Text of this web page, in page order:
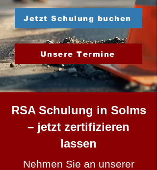
Jetzt Schulung buchen
Unsere Termine
RSA Schulung in Solms
– jetzt zertifizieren
lassen
Nehmen Sie an unserer